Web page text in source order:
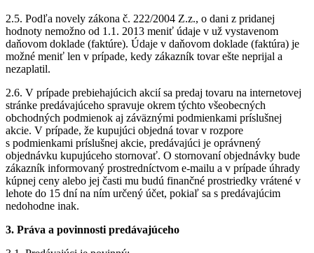
2.5. Podľa novely zákona č. 222/2004 Z.z., o dani z pridanej
hodnoty nemožno od 1.1. 2013 meniť údaje v už vystavenom
daňovom doklade (faktúre). Údaje v daňovom doklade (faktúra) je
možné meniť len v prípade, kedy zákazník tovar ešte neprijal a
nezaplatil.
2.6. V prípade prebiehajúcich akcií sa predaj tovaru na internetovej
stránke predávajúceho spravuje okrem týchto všeobecných
obchodných podmienok aj záväznými podmienkami príslušnej
akcie. V prípade, že kupujúci objedná tovar v rozpore
s podmienkami príslušnej akcie, predávajúci je oprávnený
objednávku kupujúceho stornovať. O stornovaní objednávky bude
zákazník informovaný prostredníctvom e-mailu a v prípade úhrady
kúpnej ceny alebo jej časti mu budú finančné prostriedky vrátené v
lehote do 15 dní na ním určený účet, pokiaľ sa s predávajúcim
nedohodne inak.
3. Práva a povinnosti predávajúceho